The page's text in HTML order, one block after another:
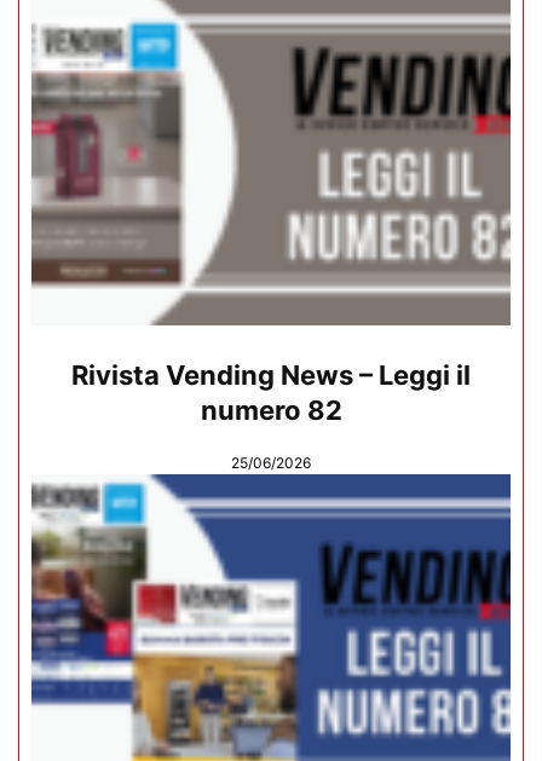
Rivista Vending News – Leggi il
numero 82
25/06/2026